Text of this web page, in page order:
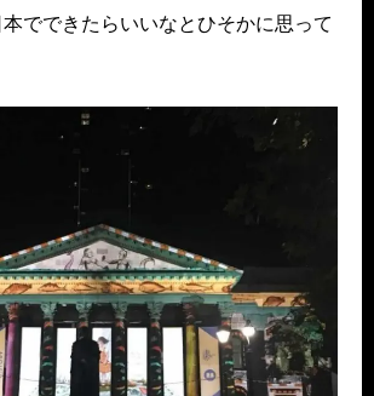
でできたらいいなとひそかに思って